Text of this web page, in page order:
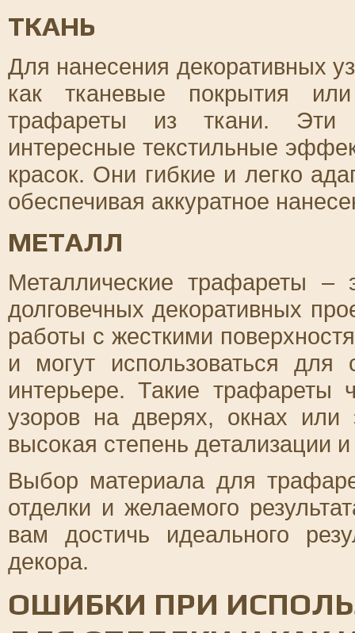
ТКАНЬ
Для нанесения декоративных
как тканевые покрытия
трафареты из ткани. Эти
интересные текстильные
красок. Они гибкие и легко
обеспечивая аккуратное
МЕТАЛЛ
Металлические трафареты
долговечных декоративных
работы с жесткими
и могут использоваться для
интерьере. Такие трафареты
узоров на дверях, окнах или
высокая степень детализации
Выбор материала для
отделки и желаемого
вам достичь идеального
декора.
ОШИБКИ ПРИ